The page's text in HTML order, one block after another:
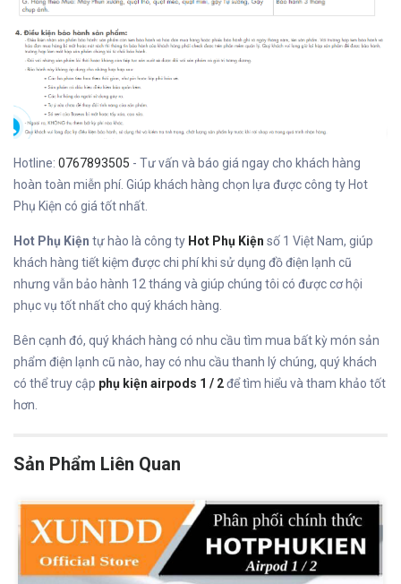
Hotline: 0767893505 - Tư vấn và báo giá ngay cho khách hàng
hoàn toàn miễn phí. Giúp khách hàng chọn lựa được công ty Hot
Phụ Kiện có giá tốt nhất.
Hot Phụ Kiện tự hào là công ty Hot Phụ Kiện số 1 Việt Nam, giúp
khách hàng tiết kiệm được chi phí khi sử dụng đồ điện lạnh cũ
nhưng vẫn bảo hành 12 tháng và giúp chúng tôi có được cơ hội
phục vụ tốt nhất cho quý khách hàng.
Bên cạnh đó, quý khách hàng có nhu cầu tìm mua bất kỳ món sản
phẩm điện lạnh cũ nào, hay có nhu cầu thanh lý chúng, quý khách
có thể truy cập phụ kiện airpods 1 / 2để tìm hiểu và tham khảo tốt
hơn.
Sản Phẩm Liên Quan